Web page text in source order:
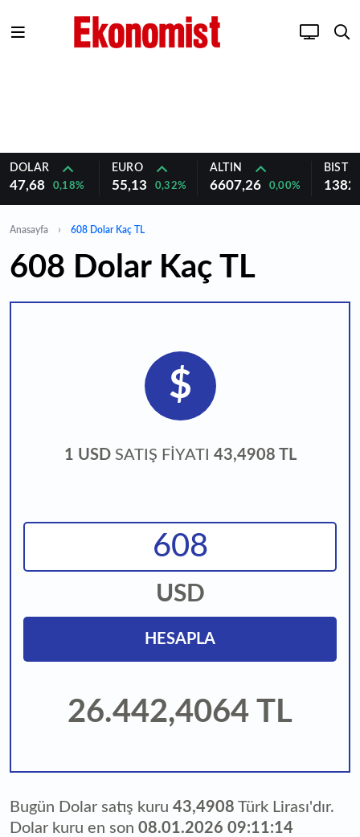
DOLAR
47,68 0,18%
EURO
55,13 0,32%
ALTIN
6607,26 0,00%
BIST
Anasayfa 608 Dolar Kaç TL
608 Dolar Kaç TL
$
1 USD SATIŞ FİYATI 43,4908 TL
USD
HESAPLA
26.442,4064 TL
Bugün Dolar satış kuru 43,4908 Türk Lirası'dır.
Dolar kuru en son 08.01.2026 09:11:14